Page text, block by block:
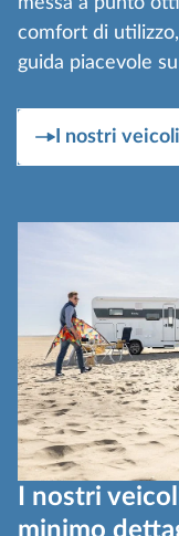
comfort di
guida piacevole
I nostri
I nostri
minimo